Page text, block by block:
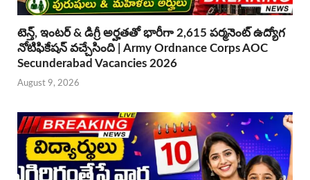
టెన్త్, ఇంటర్ & డిగ్రీ అర్హతతో భారీగా 2,615 పర్మనెంట్ ఉద్యోగ
నోటిఫికేషన్ వచ్చేసింది | Army Ordnance Corps AOC
Secunderabad Vacancies 2026
August 9, 2026